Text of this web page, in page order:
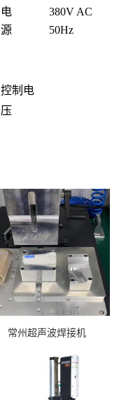
电
源
380V AC
50Hz
控制电
压
常州超声波焊接机